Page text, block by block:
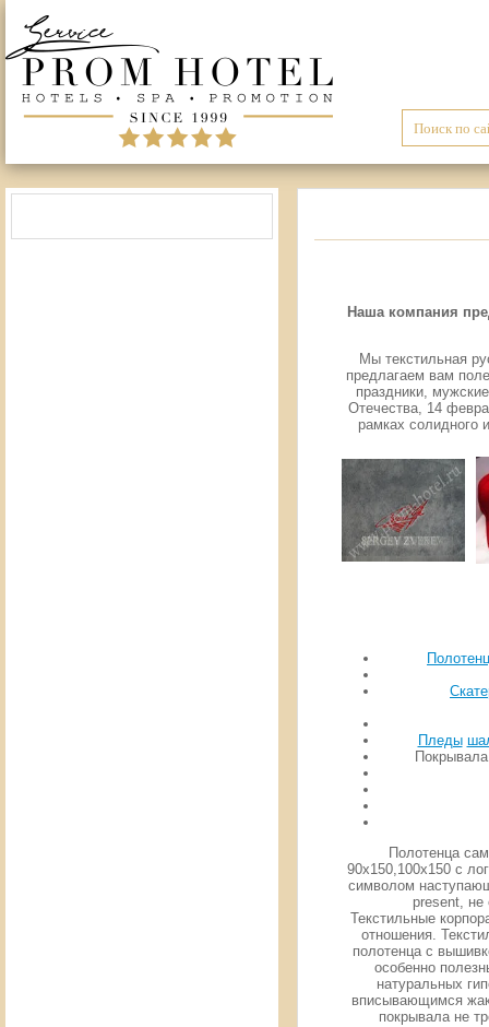
Наша компания
Мы текстильная
предлагаем вам
праздники,
Отечества, 14
рамках солидного
Пледы
Полотенца
90х150,100х150 с
символом
present, не
Текстильные
отношения.
полотенца с
особенно
натуральных
вписывающимся
покрывала не